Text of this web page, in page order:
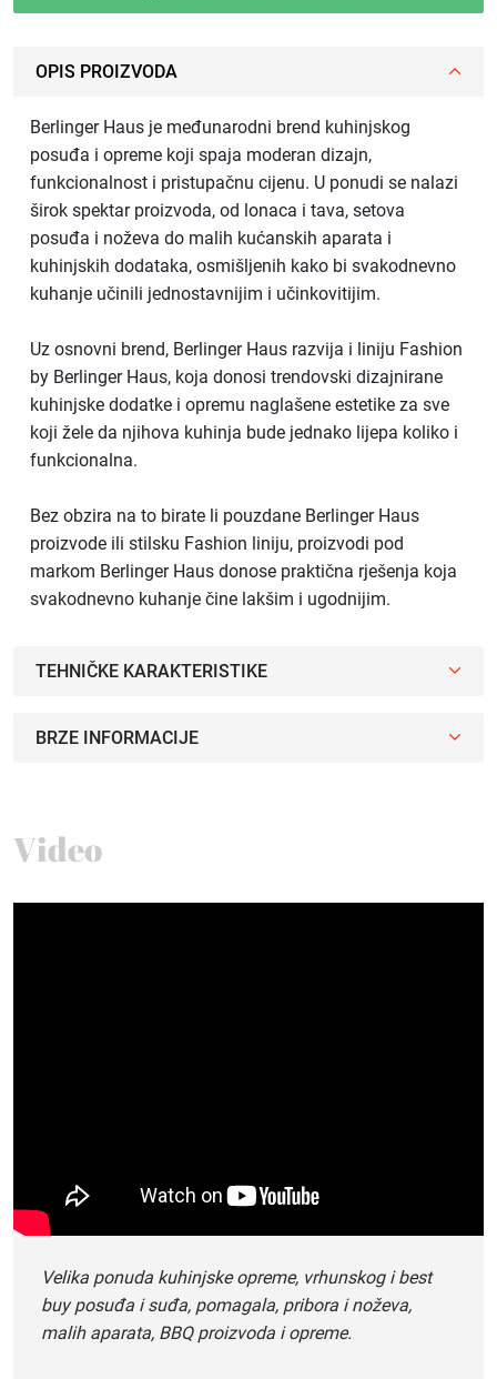
OPIS PROIZVODA
Berlinger Haus je međunarodni brend kuhinjskog
posuđa i opreme koji spaja moderan dizajn,
funkcionalnost i pristupačnu cijenu. U ponudi se nalazi
širok spektar proizvoda, od lonaca i tava, setova
posuđa i noževa do malih kućanskih aparata i
kuhinjskih dodataka, osmišljenih kako bi svakodnevno
kuhanje učinili jednostavnijim i učinkovitijim.
Uz osnovni brend, Berlinger Haus razvija i liniju Fashion
by Berlinger Haus, koja donosi trendovski dizajnirane
kuhinjske dodatke i opremu naglašene estetike za sve
koji žele da njihova kuhinja bude jednako lijepa koliko i
funkcionalna.
Bez obzira na to birate li pouzdane Berlinger Haus
proizvode ili stilsku Fashion liniju, proizvodi pod
markom Berlinger Haus donose praktična rješenja koja
svakodnevno kuhanje čine lakšim i ugodnijim.
TEHNIČKE KARAKTERISTIKE
BRZE INFORMACIJE
Video
Velika ponuda kuhinjske opreme, vrhunskog i best
buy posuđa i suđa, pomagala, pribora i noževa,
malih aparata, BBQ proizvoda i opreme.